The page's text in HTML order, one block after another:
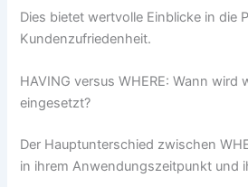
Dies bietet wertvolle Einblicke in die
Kundenzufriedenheit.
HAVING versus WHERE: Wann wird
eingesetzt?
Der Hauptunterschied zwischen
in ihrem Anwendungszeitpunkt und